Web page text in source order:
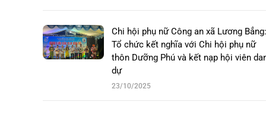
Chi hội phụ nữ Công an xã Lương Bẳng:
Tổ chức kết nghĩa với Chi hội phụ nữ
thôn Dưỡng Phú và kết nạp hội viên
dự
23/10/2025